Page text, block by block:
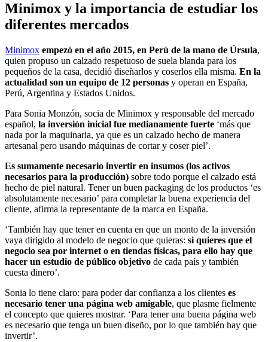
Minimox y la importancia de estudiar los
diferentes mercados
Minimox empezó en el año 2015, en Perú de la mano de Úrsula,
quien propuso un calzado respetuoso de suela blanda para los
pequeños de la casa, decidió diseñarlos y coserlos ella misma. En la
actualidad son un equipo de 12 personas y operan en España,
Perú, Argentina y Estados Unidos.
Para Sonia Monzón, socia de Minimox y responsable del mercado
español, la inversión inicial fue medianamente fuerte ‘más que
nada por la maquinaria, ya que es un calzado hecho de manera
artesanal pero usando máquinas de cortar y coser piel’.
Es sumamente necesario invertir en insumos (los activos
necesarios para la producción) sobre todo porque el calzado está
hecho de piel natural. Tener un buen packaging de los productos ‘es
absolutamente necesario’ para completar la buena experiencia del
cliente, afirma la representante de la marca en España.
‘También hay que tener en cuenta en que un monto de la inversión
vaya dirigido al modelo de negocio que quieras: si quieres que el
negocio sea por internet o en tiendas físicas, para ello hay que
hacer un estudio de público objetivo de cada país y también
cuesta dinero’.
Sonia lo tiene claro: para poder dar confianza a los clientes es
necesario tener una página web amigable, que plasme fielmente
el concepto que quieres mostrar. ‘Para tener una buena página web
es necesario que tenga un buen diseño, por lo que también hay que
invertir’.